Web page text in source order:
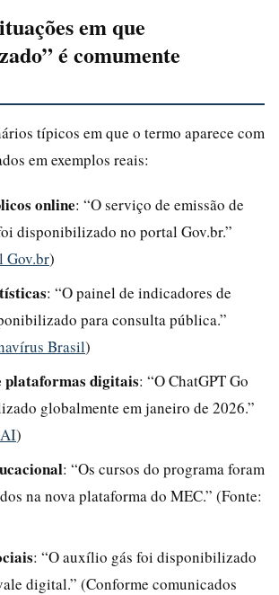
em que
é comumente
típicos em que o termo aparece com
em exemplos reais:
online: “O serviço de emissão de
disponibilizado no portal Gov.br.”
Gov.br)
: “O painel de indicadores de
para consulta pública.”
Brasil)
plataformas digitais: “O ChatGPT Go
globalmente em janeiro de 2026.”
)
: “Os cursos do programa foram
na nova plataforma do MEC.” (Fonte:
: “O auxílio gás foi disponibilizado
digital.” (Conforme comunicados